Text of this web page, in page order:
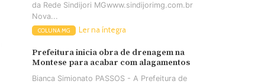
da Rede Sindijori MGwww.sindijorimg.com.br
Nova...
COLUNA MG Ler na íntegra
Prefeitura inicia obra de drenagem na
Montese para acabar com alagamentos
Bianca Simionato PASSOS - A Prefeitura de